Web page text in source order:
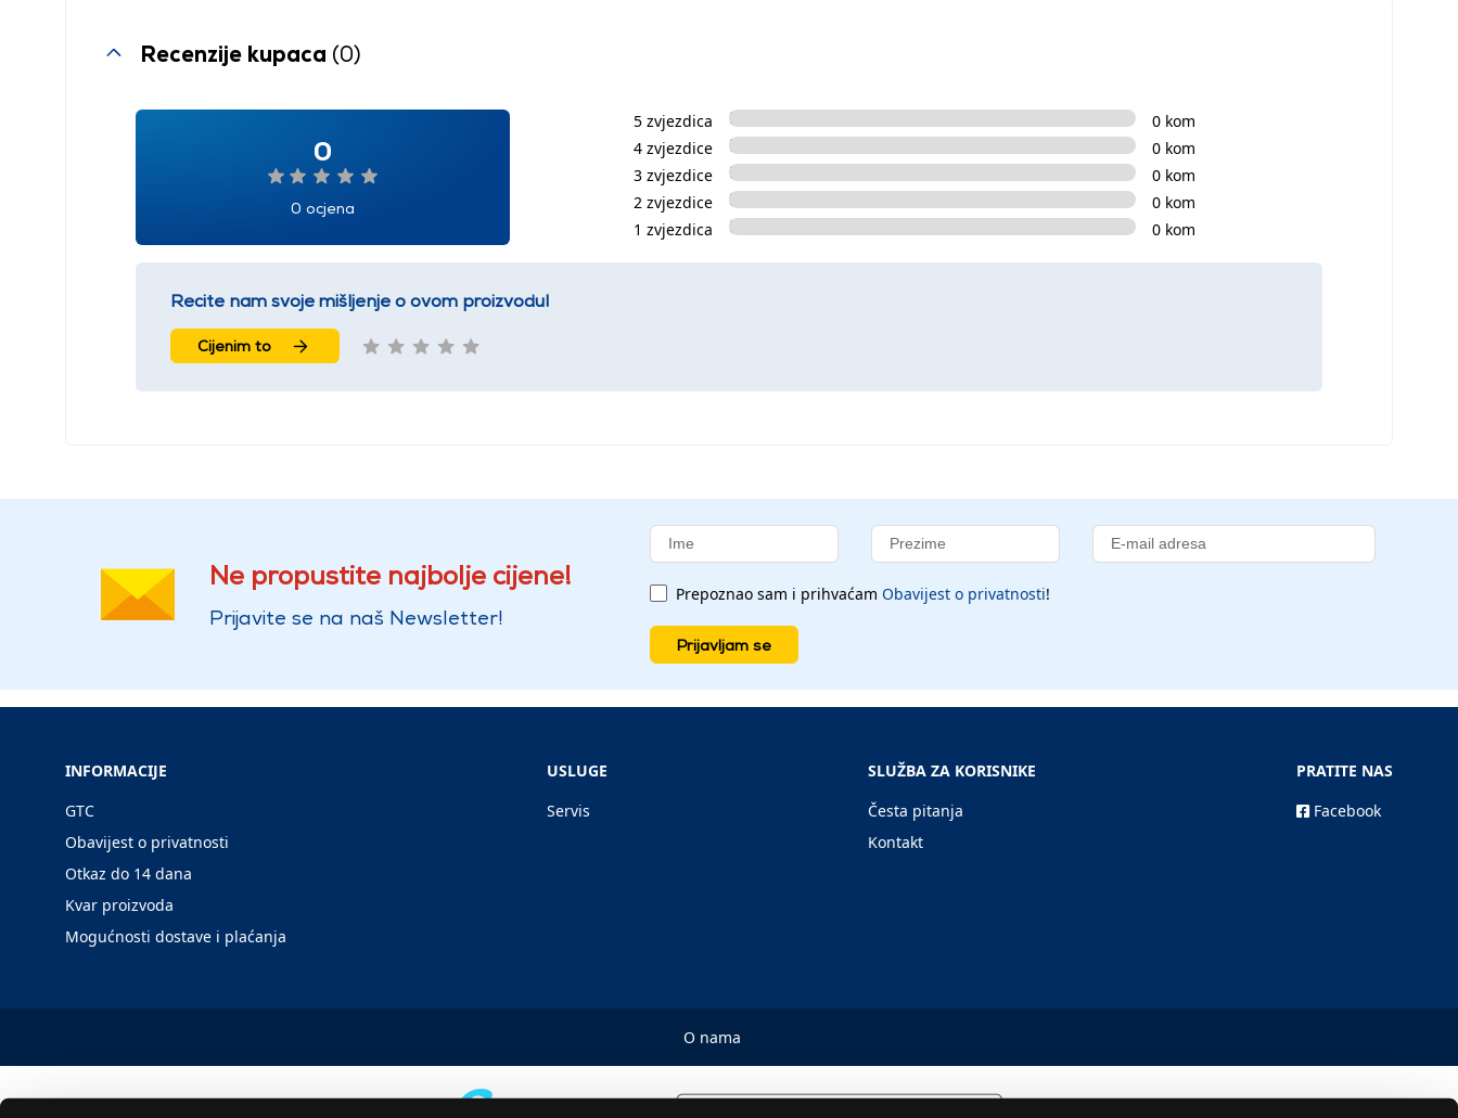
Recenzije kupaca (0)
0
0 ocjena
5 zvjezdica
0 kom
4 zvjezdice
0 kom
3 zvjezdice
0 kom
2 zvjezdice
0 kom
1 zvjezdica
0 kom
Recite nam svoje mišljenje o ovom proizvodu!
Cijenim to
Ne propustite najbolje cijene!
Prijavite se na naš Newsletter!
Prepoznao sam i prihvaćam Obavijest o privatnosti!
Prijavljam se
INFORMACIJE
GTC
Obavijest o privatnosti
Otkaz do 14 dana
Kvar proizvoda
Mogućnosti dostave i plaćanja
USLUGE
Servis
SLUŽBA ZA KORISNIKE
Česta pitanja
Kontakt
PRATITE NAS
Facebook
O nama